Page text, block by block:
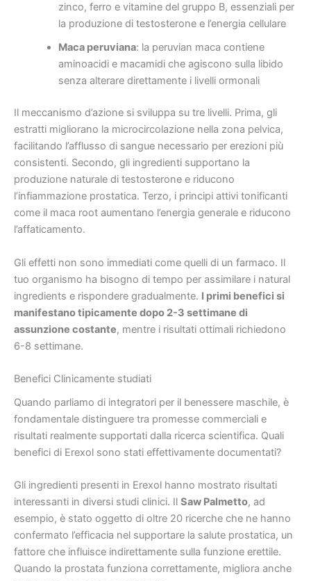
zinco, ferro e vitamine del gruppo B, essenziali per
la produzione di testosterone e l’energia cellulare
Maca peruviana: la peruvian maca contiene
aminoacidi e macamidi che agiscono sulla libido
senza alterare direttamente i livelli ormonali
Il meccanismo d’azione si sviluppa su tre livelli. Prima, gli
estratti migliorano la microcircolazione nella zona pelvica,
facilitando l’afflusso di sangue necessario per erezioni più
consistenti. Secondo, gli ingredienti supportano la
produzione naturale di testosterone e riducono
l’infiammazione prostatica. Terzo, i principi attivi tonificanti
come il maca root aumentano l’energia generale e riducono
l’affaticamento.
Gli effetti non sono immediati come quelli di un farmaco. Il
tuo organismo ha bisogno di tempo per assimilare i natural
ingredients e rispondere gradualmente. I primi benefici si
manifestano tipicamente dopo 2-3 settimane di
assunzione costante, mentre i risultati ottimali richiedono
6-8 settimane.
Benefici Clinicamente studiati
Quando parliamo di integratori per il benessere maschile, è
fondamentale distinguere tra promesse commerciali e
risultati realmente supportati dalla ricerca scientifica. Quali
benefici di Erexol sono stati effettivamente documentati?
Gli ingredienti presenti in Erexol hanno mostrato risultati
interessanti in diversi studi clinici. Il Saw Palmetto, ad
esempio, è stato oggetto di oltre 20 ricerche che ne hanno
confermato l’efficacia nel supportare la salute prostatica, un
fattore che influisce indirettamente sulla funzione erettile.
Quando la prostata funziona correttamente, migliora anche